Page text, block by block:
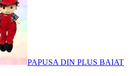
PAPUSA DIN PLUS BAIAT